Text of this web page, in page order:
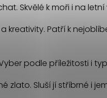
Skvělé k moři i na letní
kreativity. Patří k
podle příležitosti i
zlato. Sluší jí stříbrné i